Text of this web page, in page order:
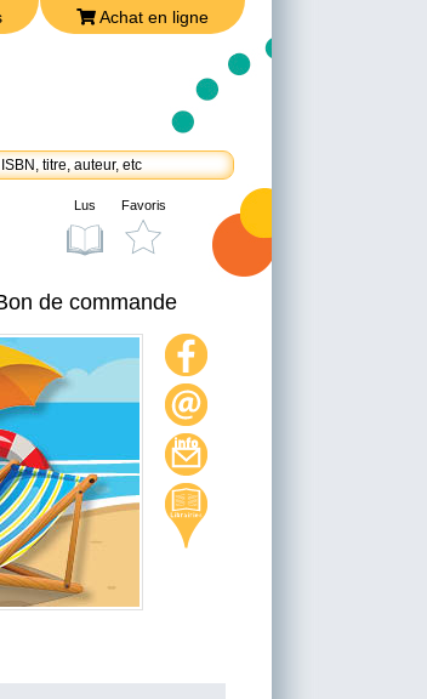
Achat en ligne
de commande
nous
Lus Favoris